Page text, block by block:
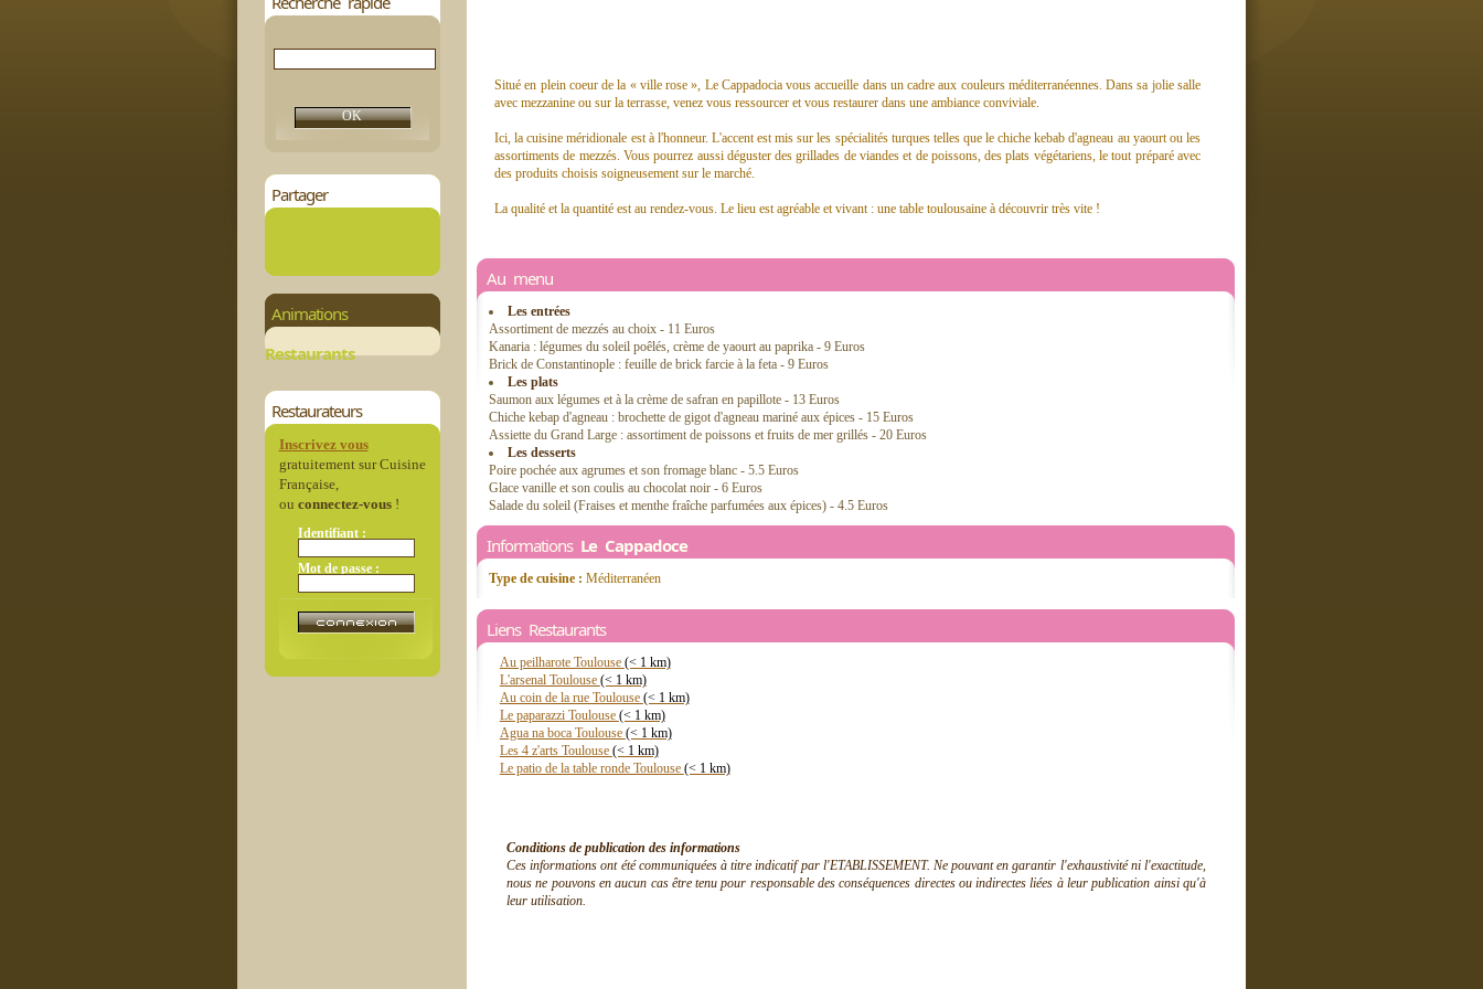
Partager
Animations
Restaurants
Restaurateurs
Inscrivez vous
gratuitement sur Cuisine
Française,
ou connectez-vous!
Identifiant :
Mot de passe :
Situé en plein coeur de la « ville rose », Le Cappadocia vous accueille dans un cadre aux couleurs méditerranéennes. Dans sa jolie salle
avec mezzanine ou sur la terrasse, venez vous ressourcer et vous restaurer dans une ambiance conviviale.
Ici, la cuisine méridionale est à l'honneur. L'accent est mis sur les spécialités turques telles que le chiche kebab d'agneau au yaourt ou les
assortiments de mezzés. Vous pourrez aussi déguster des grillades de viandes et de poissons, des plats végétariens, le tout préparé avec
des produits choisis soigneusement sur le marché.
La qualité et la quantité est au rendez-vous. Le lieu est agréable et vivant : une table toulousaine à découvrir très vite !
Au menu
Les entrées
Assortiment de mezzés au choix - 11 Euros
Kanaria : légumes du soleil poêlés, crème de yaourt au paprika - 9 Euros
Brick de Constantinople : feuille de brick farcie à la feta - 9 Euros
Les plats
Saumon aux légumes et à la crème de safran en papillote - 13 Euros
Chiche kebap d'agneau : brochette de gigot d'agneau mariné aux épices - 15 Euros
Assiette du Grand Large : assortiment de poissons et fruits de mer grillés - 20 Euros
Les desserts
Poire pochée aux agrumes et son fromage blanc - 5.5 Euros
Glace vanille et son coulis au chocolat noir - 6 Euros
Salade du soleil (Fraises et menthe fraîche parfumées aux épices) - 4.5 Euros
Informations Le Cappadoce
Type de cuisine : Méditerranéen
Liens Restaurants
Au peilharote Toulouse (< 1 km)
L'arsenal Toulouse (< 1 km)
Au coin de la rue Toulouse (< 1 km)
Le paparazzi Toulouse (< 1 km)
Agua na boca Toulouse (< 1 km)
Les 4 z'arts Toulouse (< 1 km)
Le patio de la table ronde Toulouse (< 1 km)
Conditions de publication des informations
Ces informations ont été communiquées à titre indicatif par l'ETABLISSEMENT. Ne pouvant en garantir l'exhaustivité ni l'exactitude,
nous ne pouvons en aucun cas être tenu pour responsable des conséquences directes ou indirectes liées à leur publication ainsi qu'à
leur utilisation.